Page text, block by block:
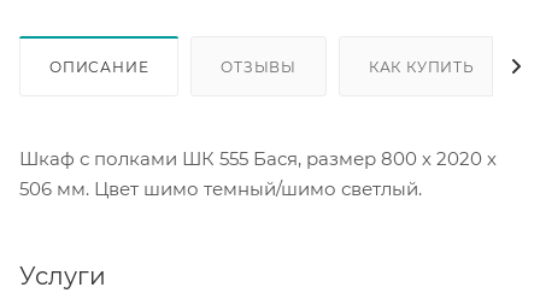
ОПИСАНИЕ ОТЗЫВЫ КАК КУПИТЬ
Шкаф с полками ШК 555 Бася, размер 800 х 2020 х
506 мм. Цвет шимо темный/шимо светлый.
Услуги